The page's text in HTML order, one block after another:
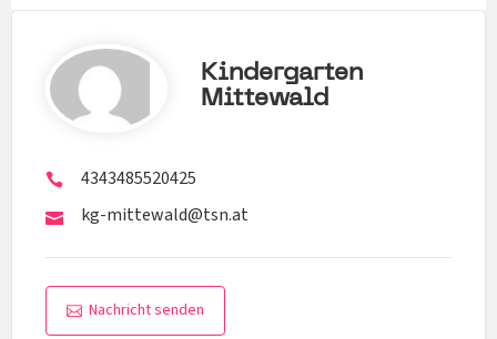
Kindergarten
Mittewald
4343485520425
kg-mittewald@tsn.at
Nachricht senden